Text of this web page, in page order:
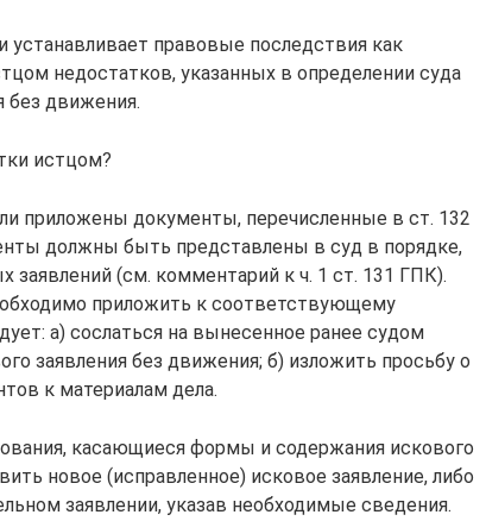
правовые последствия как
недостатков, указанных в определении суда
без движения.
истцом?
приложены документы, перечисленные в ст. 132
должны быть представлены в суд в порядке,
заявлений (см. комментарий к ч. 1 ст. 131 ГПК).
приложить к соответствующему
а) сослаться на вынесенное ранее судом
заявления без движения; б) изложить просьбу о
к материалам дела.
касающиеся формы и содержания искового
новое (исправленное) исковое заявление, либо
заявлении, указав необходимые сведения.